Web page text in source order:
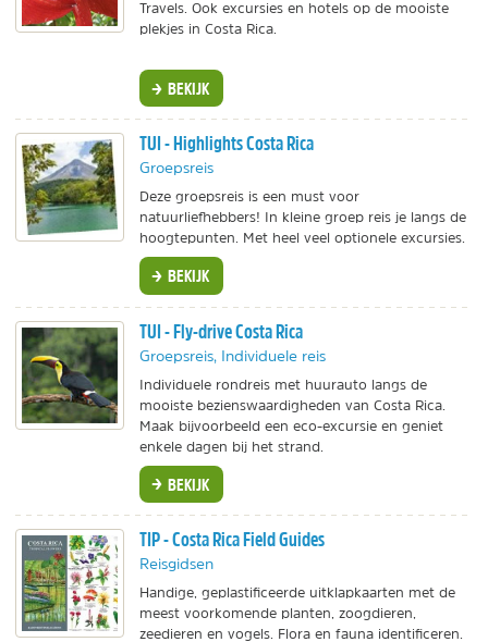
Travels. Ook excursies en hotels op de mooiste
plekjes in Costa Rica.
BEKIJK
TUI - Highlights Costa Rica
Groepsreis
Deze groepsreis is een must voor
natuurliefhebbers! In kleine groep reis je langs de
hoogtepunten. Met heel veel optionele excursies.
BEKIJK
TUI - Fly-drive Costa Rica
Groepsreis, Individuele reis
Individuele rondreis met huurauto langs de
mooiste bezienswaardigheden van Costa Rica.
Maak bijvoorbeeld een eco-excursie en geniet
enkele dagen bij het strand.
BEKIJK
TIP - Costa Rica Field Guides
Reisgidsen
Handige, geplastificeerde uitklapkaarten met de
meest voorkomende planten, zoogdieren,
zeedieren en vogels. Flora en fauna identificeren.